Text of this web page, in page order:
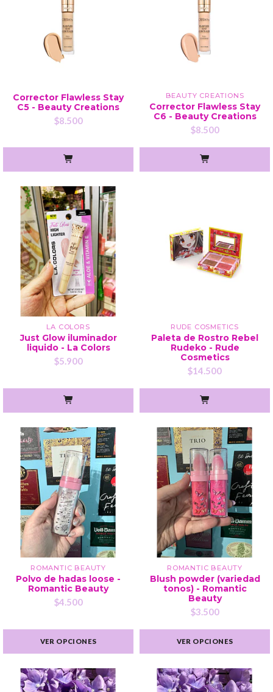
Corrector Flawless Stay
C5 - Beauty Creations
$8.500
BEAUTY CREATIONS
Corrector Flawless Stay
C6 - Beauty Creations
$8.500
LA COLORS
Just Glow iluminador
liquido - La Colors
$5.900
RUDE COSMETICS
Paleta de Rostro Rebel
Rudeko - Rude
Cosmetics
$14.500
ROMANTIC BEAUTY
Polvo de hadas loose -
Romantic Beauty
$4.500
VER OPCIONES
ROMANTIC BEAUTY
Blush powder (variedad
tonos) - Romantic
Beauty
$3.500
VER OPCIONES